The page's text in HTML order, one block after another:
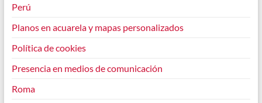
Perú
Planos en acuarela y mapas personalizados
Política de cookies
Presencia en medios de comunicación
Roma